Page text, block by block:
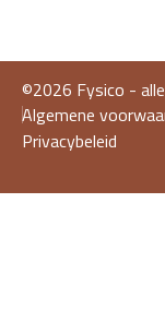
©2026 Fysico -
Algemene
Privacybeleid